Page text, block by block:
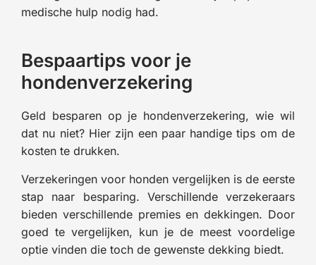
medische hulp nodig had.
Bespaartips voor je
hondenverzekering
Geld besparen op je hondenverzekering, wie wil
dat nu niet? Hier zijn een paar handige tips om de
kosten te drukken.
Verzekeringen voor honden vergelijken is de eerste
stap naar besparing. Verschillende verzekeraars
bieden verschillende premies en dekkingen. Door
goed te vergelijken, kun je de meest voordelige
optie vinden die toch de gewenste dekking biedt.